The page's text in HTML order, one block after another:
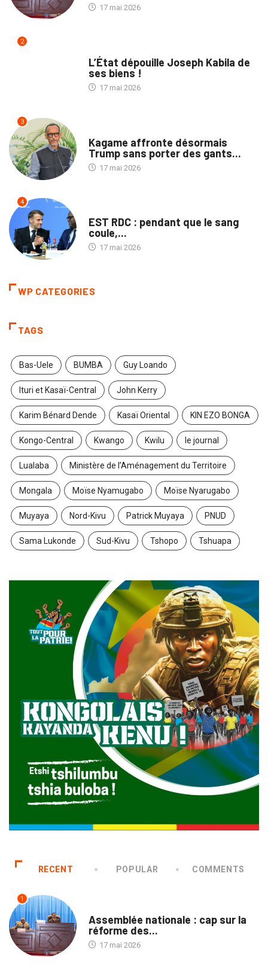
17 mai 2026
2
L’État dépouille Joseph Kabila de
ses biens !
17 mai 2026
3
Kagame affronte désormais
Trump sans porter des gants...
17 mai 2026
4
EST RDC : pendant que le sang
coule,...
17 mai 2026
WP CATEGORIES
TAGS
Bas-Uele BUMBA Guy Loando
Ituri et Kasaï-Central John Kerry
Karim Bénard Dende Kasaï Oriental KIN EZO BONGA
Kongo-Central Kwango Kwilu le journal
Lualaba Ministère de l’Aménagement du Territoire
Mongala Moïse Nyamugabo Moïse Nyarugabo
Muyaya Nord-Kivu Patrick Muyaya PNUD
Sama Lukonde Sud-Kivu Tshopo Tshuapa
RECENT POPULAR COMMENTS
1
Assemblée nationale : cap sur la
réforme des...
17 mai 2026